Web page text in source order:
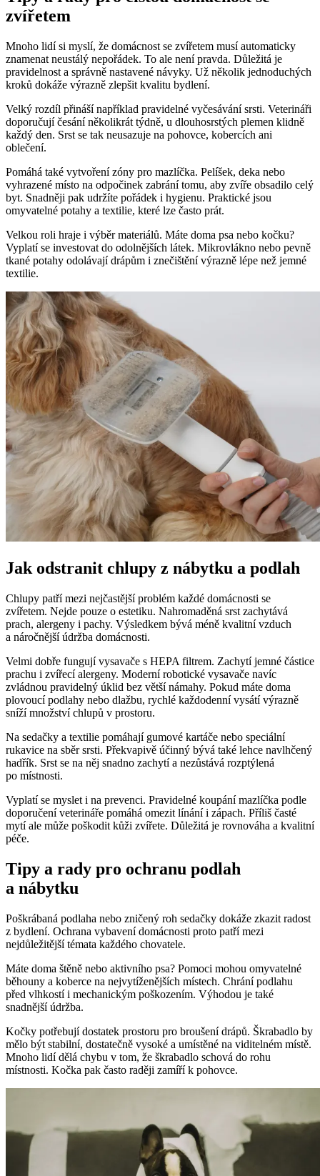
zvířetem
Mnoho lidí si myslí, že domácnost se zvířetem musí automaticky
znamenat neustálý nepořádek. To ale není pravda. Důležitá je
pravidelnost a správně nastavené návyky. Už několik jednoduchých
kroků dokáže výrazně zlepšit kvalitu bydlení.
Velký rozdíl přináší například pravidelné vyčesávání srsti. Veterináři
doporučují česání několikrát týdně, u dlouhosrstých plemen klidně
každý den. Srst se tak neusazuje na pohovce, kobercích ani
oblečení.
Pomáhá také vytvoření zóny pro mazlíčka. Pelíšek, deka nebo
vyhrazené místo na odpočinek zabrání tomu, aby zvíře obsadilo celý
byt. Snadněji pak udržíte pořádek i hygienu. Praktické jsou
omyvatelné potahy a textilie, které lze často prát.
Velkou roli hraje i výběr materiálů. Máte doma psa nebo kočku?
Vyplatí se investovat do odolnějších látek. Mikrovlákno nebo pevně
tkané potahy odolávají drápům i znečištění výrazně lépe než jemné
textilie.
Jak odstranit chlupy z nábytku a podlah
Chlupy patří mezi nejčastější problém každé domácnosti se
zvířetem. Nejde pouze o estetiku. Nahromaděná srst zachytává
prach, alergeny i pachy. Výsledkem bývá méně kvalitní vzduch
a náročnější údržba domácnosti.
Velmi dobře fungují vysavače s HEPA filtrem. Zachytí jemné částice
prachu i zvířecí alergeny. Moderní robotické vysavače navíc
zvládnou pravidelný úklid bez větší námahy. Pokud máte doma
plovoucí podlahy nebo dlažbu, rychlé každodenní vysátí výrazně
sníží množství chlupů v prostoru.
Na sedačky a textilie pomáhají gumové kartáče nebo speciální
rukavice na sběr srsti. Překvapivě účinný bývá také lehce navlhčený
hadřík. Srst se na něj snadno zachytí a nezůstává rozptýlená
po místnosti.
Vyplatí se myslet i na prevenci. Pravidelné koupání mazlíčka podle
doporučení veterináře pomáhá omezit línání i zápach. Příliš časté
mytí ale může poškodit kůži zvířete. Důležitá je rovnováha a kvalitní
péče.
Tipy a rady pro ochranu podlah
a nábytku
Poškrábaná podlaha nebo zničený roh sedačky dokáže zkazit radost
z bydlení. Ochrana vybavení domácnosti proto patří mezi
nejdůležitější témata každého chovatele.
Máte doma štěně nebo aktivního psa? Pomoci mohou omyvatelné
běhouny a koberce na nejvytíženějších místech. Chrání podlahu
před vlhkostí i mechanickým poškozením. Výhodou je také
snadnější údržba.
Kočky potřebují dostatek prostoru pro broušení drápů. Škrabadlo by
mělo být stabilní, dostatečně vysoké a umístěné na viditelném místě.
Mnoho lidí dělá chybu v tom, že škrabadlo schová do rohu
místnosti. Kočka pak často raději zamíří k pohovce.